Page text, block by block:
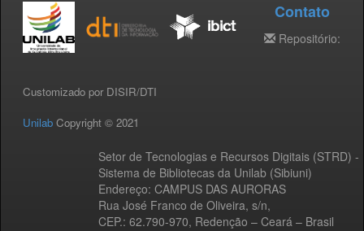
Customizado por DISIR/DTI
Unilab Copyright © 2021
Setor de Tecnologias e Recursos Digitais (STRD) -
Sistema de Bibliotecas da Unilab (Sibiuni)
Endereço: CAMPUS DAS AURORAS
Rua José Franco de Oliveira, s/n,
CEP.: 62.790-970, Redenção – Ceará – Brasil
Contato
Repositório: